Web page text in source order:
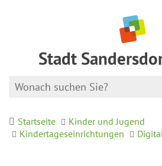
Stadt
Startseite
Kinder und Jugend
Kindertageseinrichtungen